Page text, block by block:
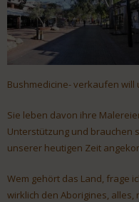
Bushmedicine- verkaufen
Sie leben davon ihre
Unterstützung und brauchen
unserer heutigen Zeit
Wem gehört das Land, frage
wirklich den Aborigines,